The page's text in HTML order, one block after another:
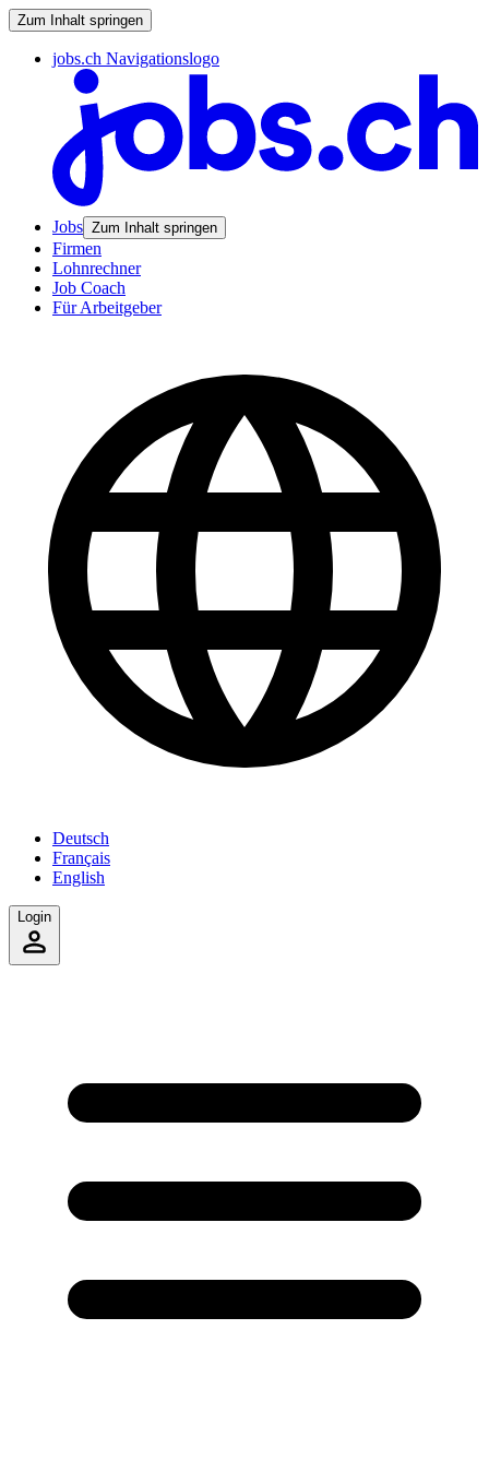
Zum Inhalt springen
jobs.ch Navigationslogo
Jobs Zum Inhalt springen
Firmen
Lohnrechner
Job Coach
Für Arbeitgeber
Deutsch
Français
English
Login